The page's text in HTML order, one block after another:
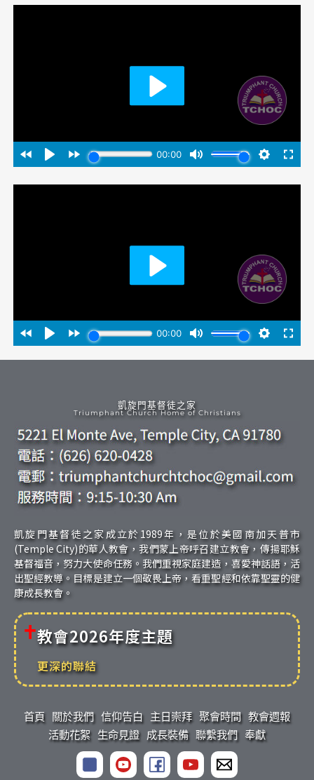
凱旋門基督徒之家
Triumphant Church Home of Christians
凱旋門基督徒之家成立於1989年，是位於美國南加天普市
(Temple City)的華人教會，我們蒙上帝呼召建立教會，傳揚耶穌
基督福音，努力大使命任務。我們重視家庭建造，喜愛神話語，活
出聖經教導。目標是建立一個敬畏上帝，看重聖經和依靠聖靈的健
康成長教會。
教會2026年度主題
更深的聯結
首頁 關於我們 信仰告白 主日崇拜 聚會時間 教會週報
活動花絮 生命見證 成長裝備 聯繫我們 奉獻